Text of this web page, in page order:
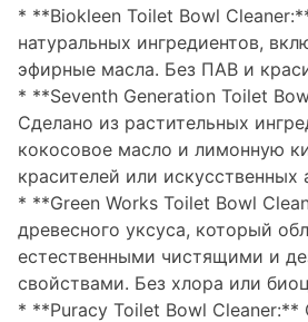
* **Biokleen Toilet Bowl
натуральных ингредиентов,
эфирные масла. Без ПАВ и
* **Seventh Generation Toilet
Сделано из растительных
кокосовое масло и лимонную
красителей или искусственных
* **Green Works Toilet Bowl
древесного уксуса, который
естественными чистящими и
свойствами. Без хлора или
* **Puracy Toilet Bowl Cleaner:**